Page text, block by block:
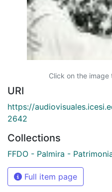
Click on the
URI
https://
2642
Collections
FFDO - Palmira -
Full item page